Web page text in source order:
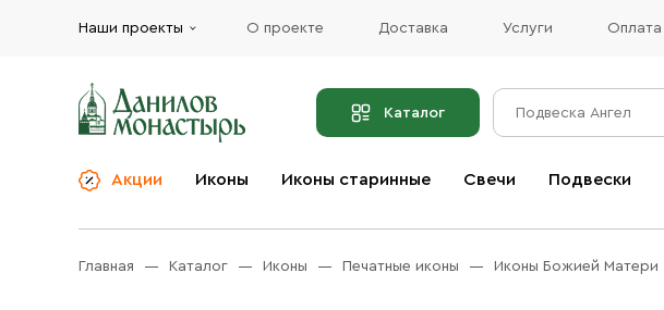
Наши проекты О проекте Доставка Услуги Оплата
Каталог
Акции Иконы Иконы старинные Свечи Подвески
Церковная утварь
Бренды
Главная Каталог Иконы Печатные иконы Иконы Божией Матери